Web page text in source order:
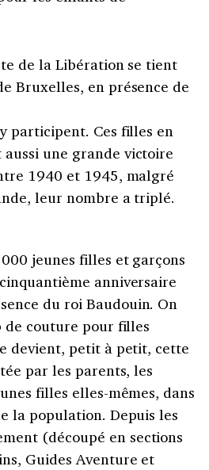
de la Libération se tient
Bruxelles, en présence de
participent. Ces filles en
une grande victoire
1940 et 1945, malgré
leur nombre a triplé.
jeunes filles et garçons
anniversaire
du roi Baudouin. On
de couture pour filles
devient, petit à petit, cette
par les parents, les
filles elles-mêmes, dans
la population. Depuis les
(découpé en sections
Guides Aventure et